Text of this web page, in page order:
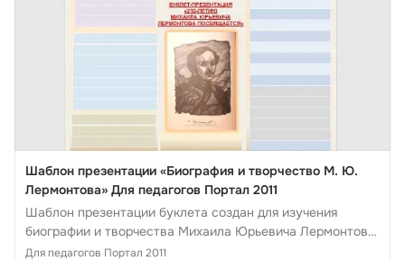
Шаблон презентации «Биография и творчество М. Ю.
Лермонтова» Для педагогов Портал 2011
Шаблон презентации буклета создан для изучения
биографии и творчества Михаила Юрьевича Лермонтова
на уроках литературы, во внеурочной деятельности.
Для педагогов Портал 2011